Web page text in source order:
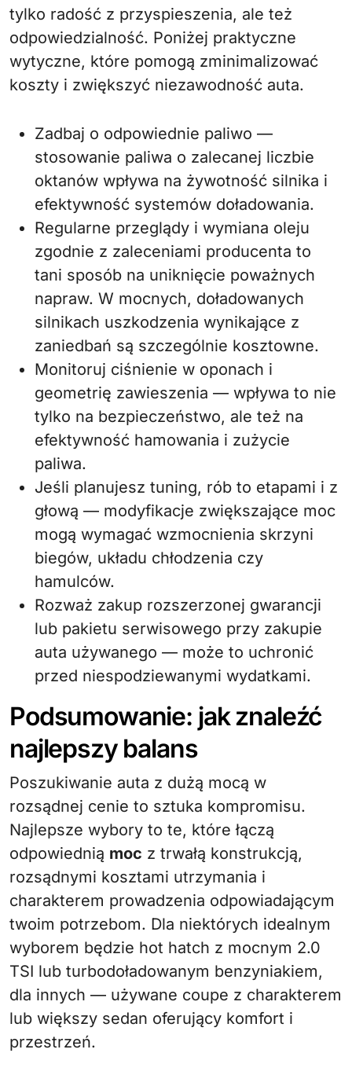
tylko radość z przyspieszenia, ale też
odpowiedzialność. Poniżej praktyczne
wytyczne, które pomogą zminimalizować
koszty i zwiększyć niezawodność auta.
Zadbaj o odpowiednie paliwo —
stosowanie paliwa o zalecanej liczbie
oktanów wpływa na żywotność silnika i
efektywność systemów doładowania.
Regularne przeglądy i wymiana oleju
zgodnie z zaleceniami producenta to
tani sposób na uniknięcie poważnych
napraw. W mocnych, doładowanych
silnikach uszkodzenia wynikające z
zaniedbań są szczególnie kosztowne.
Monitoruj ciśnienie w oponach i
geometrię zawieszenia — wpływa to nie
tylko na bezpieczeństwo, ale też na
efektywność hamowania i zużycie
paliwa.
Jeśli planujesz tuning, rób to etapami i z
głową — modyfikacje zwiększające moc
mogą wymagać wzmocnienia skrzyni
biegów, układu chłodzenia czy
hamulców.
Rozważ zakup rozszerzonej gwarancji
lub pakietu serwisowego przy zakupie
auta używanego — może to uchronić
przed niespodziewanymi wydatkami.
Podsumowanie: jak znaleźć
najlepszy balans
Poszukiwanie auta z dużą mocą w
rozsądnej cenie to sztuka kompromisu.
Najlepsze wybory to te, które łączą
odpowiednią moc z trwałą konstrukcją,
rozsądnymi kosztami utrzymania i
charakterem prowadzenia odpowiadającym
twoim potrzebom. Dla niektórych idealnym
wyborem będzie hot hatch z mocnym 2.0
TSI lub turbodoładowanym benzyniakiem,
dla innych — używane coupe z charakterem
lub większy sedan oferujący komfort i
przestrzeń.